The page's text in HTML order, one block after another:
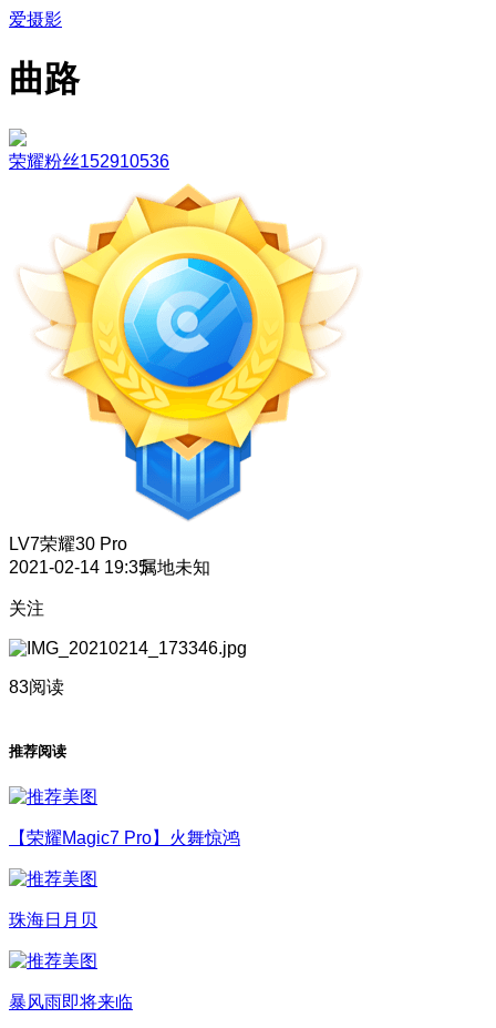
爱摄影
曲路
荣耀粉丝152910536
LV7荣耀30 Pro
2021-02-14 19:35属地未知
关注
83阅读
推荐阅读
【荣耀Magic7 Pro】火舞惊鸿
珠海日月贝
暴风雨即将来临